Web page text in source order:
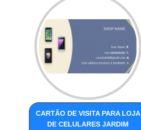
CARTÃO DE VISITA PARA LOJA
DE CELULARES JARDIM